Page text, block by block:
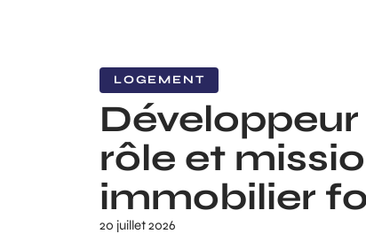
LOGEMENT
rôle et
immobilier
20 juillet 2026